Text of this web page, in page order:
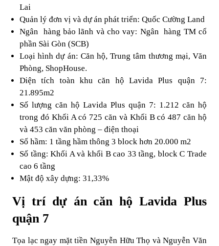
Lai
Quản lý đơn vị và dự án phát triển: Quốc Cường Land
Ngân hàng bảo lãnh và cho vay: Ngân hàng TM cổ
phần Sài Gòn (SCB)
Loại hình dự án: Căn hộ, Trung tâm thương mại, Văn
Phòng, ShopHouse.
Diện tích toàn khu căn hộ Lavida Plus quận 7:
21.895m2
Số lượng căn hộ Lavida Plus quận 7: 1.212 căn hộ
trong đó Khối A có 725 căn và Khối B có 487 căn hộ
và 453 căn văn phòng – điện thoại
Số hầm: 1 tầng hầm thông 3 block hơn 20.000 m2
Số tầng: Khối A và khối B cao 33 tầng, block C Trade
cao 6 tầng
Mật độ xây dựng: 31,33%
Vị trí dự án căn hộ Lavida Plus
quận 7
Tọa lạc ngay mặt tiền Nguyễn Hữu Thọ và Nguyễn Văn